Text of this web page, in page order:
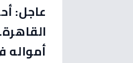
عاجل:
أمواله